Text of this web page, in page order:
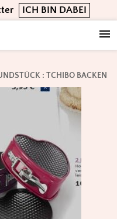
ICH BIN DABEI
: TCHIBO BACKEN